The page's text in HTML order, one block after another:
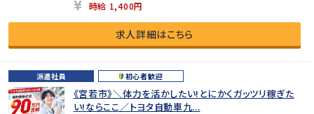
時給 1,400円
求人詳細はこちら
派遣社員 初心者歓迎
《宮若市》＼体力を活かしたい!とにかくガッツリ稼ぎた
い!ならここ／トヨタ自動車九...